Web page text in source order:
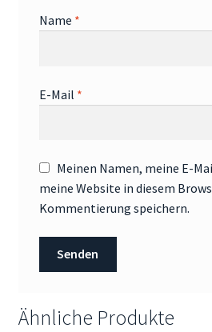
Name *
E-Mail *
Meinen Namen, meine E-
meine Website in diesem
Kommentierung speichern.
Ähnliche Produkte